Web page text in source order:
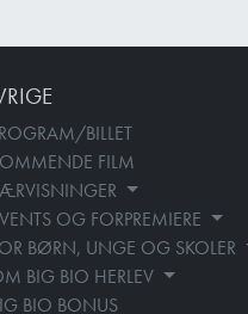
BILLET
FILM
OG FORPREMIERE
BØRN, UNGE OG SKOLER
BIG BIO HERLEV
BIO BONUS